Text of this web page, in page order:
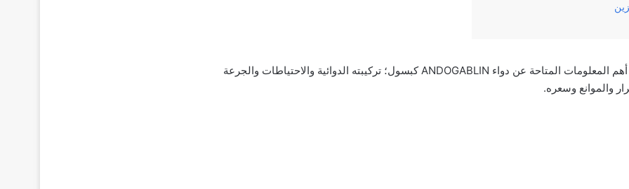
وفي مقالنا هذا سنناقش أهم المعلومات المتاحة عن دواء ANDOGABLIN كبسول؛ تركيبته الدوائية والاحتياطات والجرعة
والموانع وسعره.